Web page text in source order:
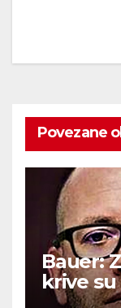
Povezane
Bauer:
krive